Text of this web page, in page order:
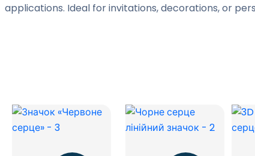
applications. Ideal for invitations, decorations, or